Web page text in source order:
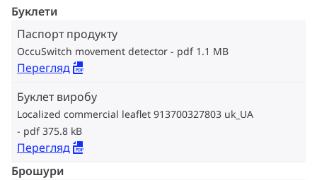
Буклети
Паспорт продукту
OccuSwitch movement detector pdf 1.1 MB
Перегляд
Буклет виробу
Localized commercial leaflet 913700327803 uk_UA
pdf 375.8 kB
Перегляд
Брошури